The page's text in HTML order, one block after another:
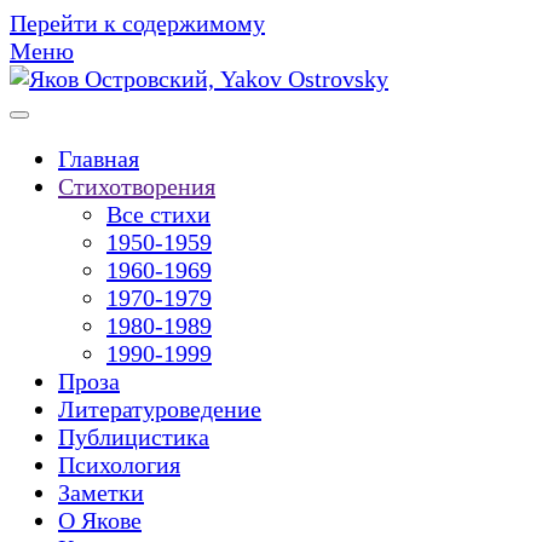
Перейти к содержимому
Меню
Главная
Стихотворения
Все стихи
1950-1959
1960-1969
1970-1979
1980-1989
1990-1999
Проза
Литературоведение
Публицистика
Психология
Заметки
О Якове